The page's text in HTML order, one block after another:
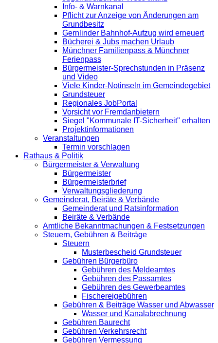
Info- & Warnkanal
Pflicht zur Anzeige von Änderungen am
Grundbesitz
Gernlinder Bahnhof-Aufzug wird erneuert
Bücherei & Jubs machen Urlaub
Münchner Familienpass & Münchner
Ferienpass
Bürgermeister-Sprechstunden in Präsenz
und Video
Viele Kinder-Notinseln im Gemeindegebiet
Grundsteuer
Regionales JobPortal
Vorsicht vor Fremdanbietern
Siegel "Kommunale IT-Sicherheit" erhalten
Projektinformationen
Veranstaltungen
Termin vorschlagen
Rathaus & Politik
Bürgermeister & Verwaltung
Bürgermeister
Bürgermeisterbrief
Verwaltungsgliederung
Gemeinderat, Beiräte & Verbände
Gemeinderat und Ratsinformation
Beiräte & Verbände
Amtliche Bekanntmachungen & Festsetzungen
Steuern, Gebühren & Beiträge
Steuern
Musterbescheid Grundsteuer
Gebühren Bürgerbüro
Gebühren des Meldeamtes
Gebühren des Passamtes
Gebühren des Gewerbeamtes
Fischereigebühren
Gebühren & Beiträge Wasser und Abwasser
Wasser und Kanalabrechnung
Gebühren Baurecht
Gebühren Verkehrsrecht
Gebühren Vermessung